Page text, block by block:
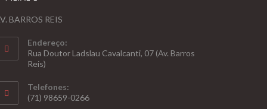
BARROS REIS
Endereço:
Rua Doutor Ladslau Cavalcanti, 07 (Av. Barros
Reis)
Telefones:
(71) 98659-0266